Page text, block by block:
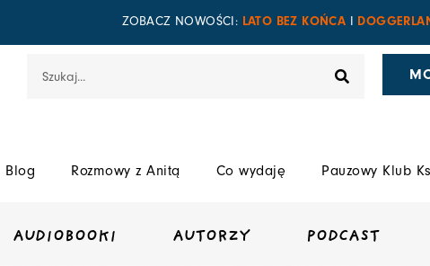
ZOBACZ NOWOŚCI: LATO BEZ KOŃCA
Blog Rozmowy z Anitą Co wydaję Pauzowy Klub
AUDIOBOOKI AUTORZY PODCAST